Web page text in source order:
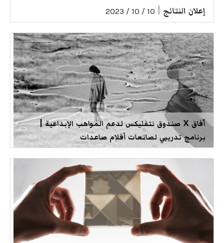
إعلان النتائج 10 / 10 / 2023
آفاق X صندوق نتفليكس لدعم المواهب الإبداعية |
برنامج تدريبي لصانعات أفلام صاعدات